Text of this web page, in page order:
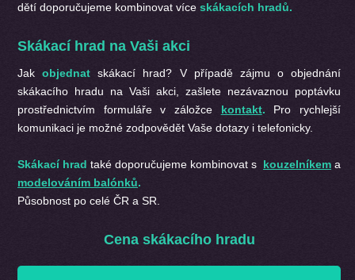
dětí doporučujeme kombinovat více skákacích hradů.
Skákací hrad na Vaši akci
Jakobjednat skákací hrad? V případě zájmu o objednání
skákacího hradu na Vaši akci, zašlete nezávaznou poptávku
prostřednictvím formuláře v záložce kontakt. Pro rychlejší
komunikaci je možné zodpovědět Vaše dotazy i telefonicky.
Skákací hrad také doporučujeme kombinovat s kouzelníkem a
modelováním balónků.
Působnost po celé ČR a SR.
Cena skákacího hradu